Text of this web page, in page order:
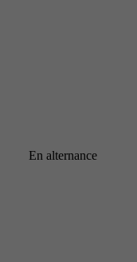
En alternance